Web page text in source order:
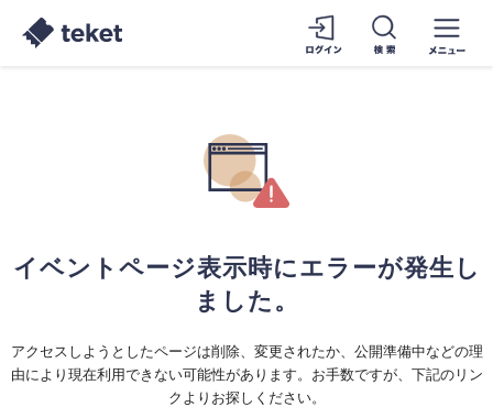
イベントページ表示時にエラーが発生し
ました。
アクセスしようとしたページは削除、変更されたか、公開準備中などの理
由により現在利用できない可能性があります。お手数ですが、下記のリン
クよりお探しください。